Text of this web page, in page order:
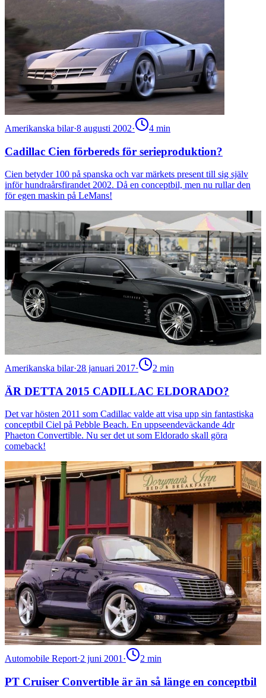
Amerikanska bilar·8 augusti 2002· 4 min
Cadillac Cien förbereds för serieproduktion?
Cien betyder 100 på spanska och var märkets present till sig själv
inför hundraårsfirandet 2002. Då en conceptbil, men nu rullar den
för egen maskin på LeMans!
Amerikanska bilar·28 januari 2017· 2 min
ÄR DETTA 2015 CADILLAC ELDORADO?
Det var hösten 2011 som Cadillac valde att visa upp sin fantastiska
conceptbil Ciel på Pebble Beach. En uppseendeväckande 4dr
Phaeton Convertible. Nu ser det ut som Eldorado skall göra
comeback!
Automobile Report·2 juni 2001 · 2 min
PT Cruiser Convertible är än så länge en conceptbil